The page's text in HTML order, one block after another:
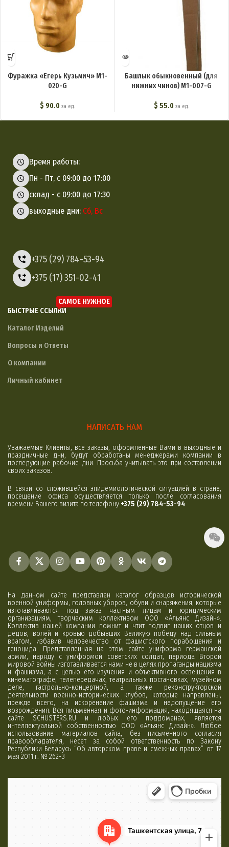
Фуражка «Егерь Кузьмич» M1-
020-G
$ 90.0 за ед.
Башлык обыкновенный (для
нижних чинов) M1-007-G
$ 55.0 за ед.
Время работы:
Пн - Пт, с 09:00 до 17:00
склад - с 09:00 до 17:30
выходные дни: Сб, Вс
+375 (29) 784-53-94
+375 (17) 351-02-41
БЫСТРЫЕ ССЫЛКИ
САМОЕ НУЖНОЕ
Каталог Изделий
Вопросы и Ответы
О компании
Личный кабинет
НАПИСАТЬ НАМ
Уважаемые Клиенты, все заказы, оформленные Вами в выходные и
праздничные дни, будут обработаны менеджерами компании в
последующие рабочие дни. Просьба учитывать это при составлении
своих заказов.
В связи со сложившейся эпидемиологической ситуацией в стране,
посещение офиса осуществляется только после согласования
времени Вашего визита по телефону +375 (29) 784-53-94
На данном сайте представлен каталог образцов исторической
военной униформы, головных уборов, обуви и снаряжения, которые
изготавливаются под заказ частным лицам и юридическим
организациям, творческим коллективом ООО «Альянс Дизайн».
Коллектив нашей компании помнит и чтит подвиг наших отцов и
дедов, волей и кровью добывших Великую победу над сильным
врагом, избавив человечество от фашистского порабощения и
геноцида. Представленная на этом сайте униформа германской
армии, наряду с униформой советских солдат, периода Второй
мировой войны изготавливается нами не в целях пропаганды нацизма
и фашизма, а с целью его изучения и объективного освещения в
кинематографе, телепередачах, театральных постановках, музейном
деле, гастрольно-концертной, а также реконструкторской
деятельности военно-исторических клубов, которые направлены,
прежде всего, на искоренение фашизма и недопущение его
возрождения. Вся письменная и фото-информация, находящаяся на
сайте SCHUSTERS.RU и любых его поддоменах, является
интеллектуальной собственностью ООО «Альянс Дизайн». Любое
использование материалов сайта, без письменного согласия
правообладателя, несет за собой ответственность по Закону
Республики Беларусь “Об авторском праве и смежных правах” от 17
мая 2011 г. № 262-З